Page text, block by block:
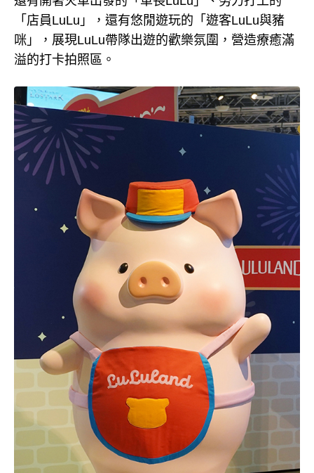
「店員LuLu」，還有悠閒遊玩的「遊客LuLu與豬
咪」，展現LuLu帶隊出遊的歡樂氛圍，營造療癒滿
溢的打卡拍照區。